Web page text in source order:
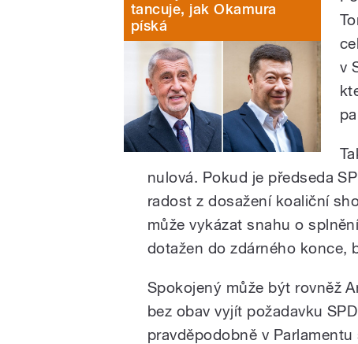
tancuje, jak Okamura
píská
v
nulová. Pokud je předseda
radost z dosažení koaliční
může vykázat snahu o
dotažen do zdárného konce,
Spokojený může být rovněž
bez obav vyjít požadavku
pravděpodobně v